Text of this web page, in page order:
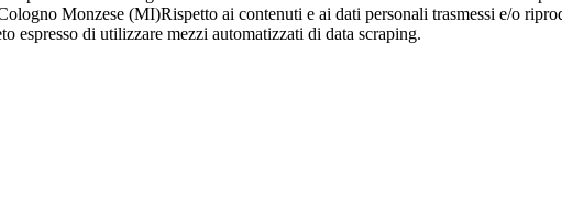
Monzese (MI)Rispetto ai contenuti e ai dati personali trasmessi e/o
espresso di utilizzare mezzi automatizzati di data scraping.